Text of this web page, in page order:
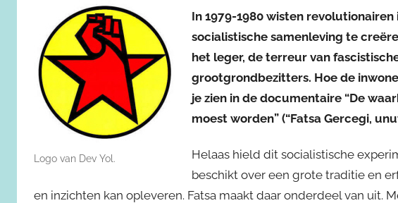
Logo van Dev Yol.
In 1979-1980 wisten
socialistische samenleving te
het leger, de terreur van
grootgrondbezitters. Hoe de
je zien in de documentaire “De
moest worden” (“Fatsa Gercegi,
Helaas hield dit socialistische
beschikt over een grote traditie en
en inzichten kan opleveren. Fatsa maakt daar onderdeel van uit.